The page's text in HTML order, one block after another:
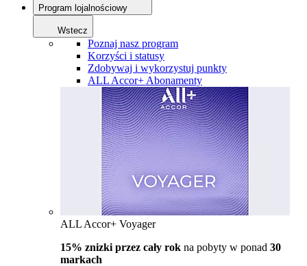
Program lojalnościowy
Wstecz
Poznaj nasz program
Korzyści i statusy
Zdobywaj i wykorzystuj punkty
ALL Accor+ Abonamenty
ALL Accor+ Voyager
15% znizki przez cały rok na pobyty w ponad 30
markach